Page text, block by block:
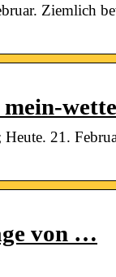
Ziemlich
Heute. 21.
von …